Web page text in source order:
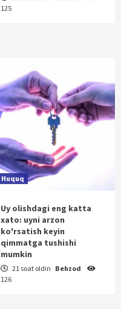
125
Huquq
Uy olishdagi eng katta
xato: uyni arzon
ko'rsatish keyin
qimmatga tushishi
mumkin
21 soat oldin Behzod
126